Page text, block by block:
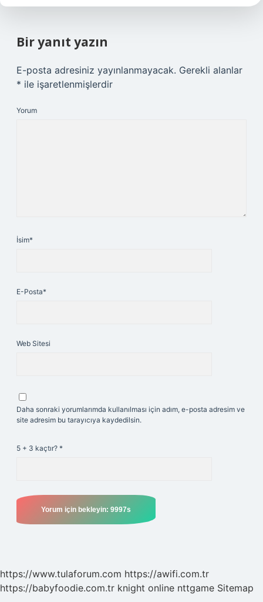
Bir yanıt yazın
E-posta adresiniz yayınlanmayacak. Gerekli alanlar
* ile işaretlenmişlerdir
Yorum
İsim*
E-Posta*
Web Sitesi
Daha sonraki yorumlarımda kullanılması için adım, e-posta adresim ve
site adresim bu tarayıcıya kaydedilsin.
5 + 3 kaçtır? *
https://www.tulaforum.com https://awifi.com.tr
https://babyfoodie.com.tr knight online nttgame Sitemap